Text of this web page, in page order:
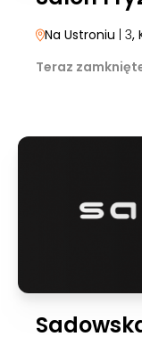
Na Ustroniu | 3,
Teraz